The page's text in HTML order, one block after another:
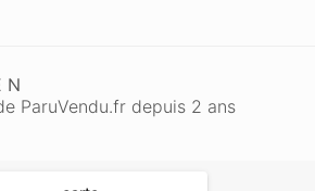
N
ParuVendu.fr depuis 2 ans